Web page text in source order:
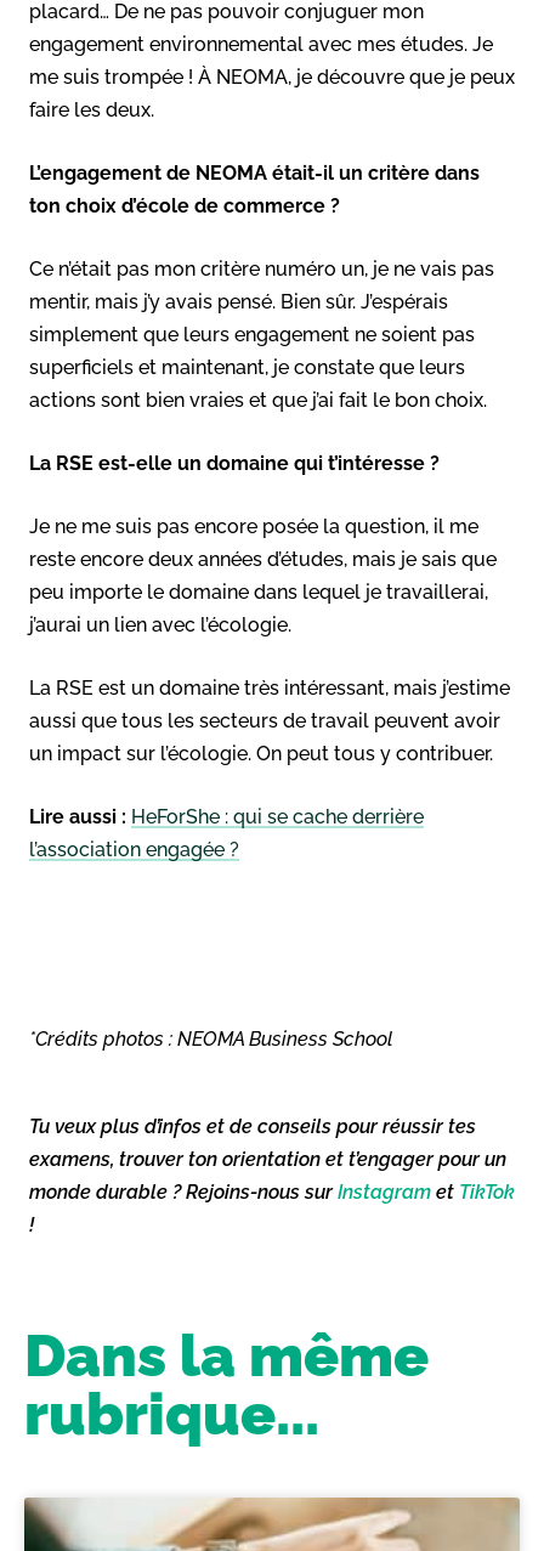
placard… De ne pas pouvoir conjuguer mon
engagement environnemental avec mes études. Je
me suis trompée ! À NEOMA, je découvre que je peux
faire les deux.
L’engagement de NEOMA était-il un critère dans
ton choix d’école de commerce ?
Ce n’était pas mon critère numéro un, je ne vais pas
mentir, mais j’y avais pensé. Bien sûr. J’espérais
simplement que leurs engagement ne soient pas
superficiels et maintenant, je constate que leurs
actions sont bien vraies et que j’ai fait le bon choix.
La RSE est-elle un domaine qui t’intéresse ?
Je ne me suis pas encore posée la question, il me
reste encore deux années d’études, mais je sais que
peu importe le domaine dans lequel je travaillerai,
j’aurai un lien avec l’écologie.
La RSE est un domaine très intéressant, mais j’estime
aussi que tous les secteurs de travail peuvent avoir
un impact sur l’écologie. On peut tous y contribuer.
Lire aussi : HeForShe : qui se cache derrière
l’association engagée ?
*Crédits photos : NEOMA Business School
Tu veux plus d’infos et de conseils pour réussir tes
examens, trouver ton orientation et t’engager pour un
monde durable ? Rejoins-nous surInstagram et TikTok
!
Dans la même
rubrique...